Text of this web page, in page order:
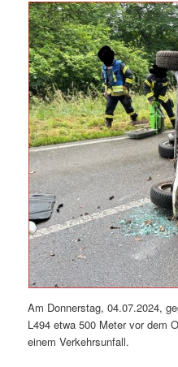
Am Donnerstag, 04.07.2024,
L494 etwa 500 Meter vor dem
einem Verkehrsunfall.